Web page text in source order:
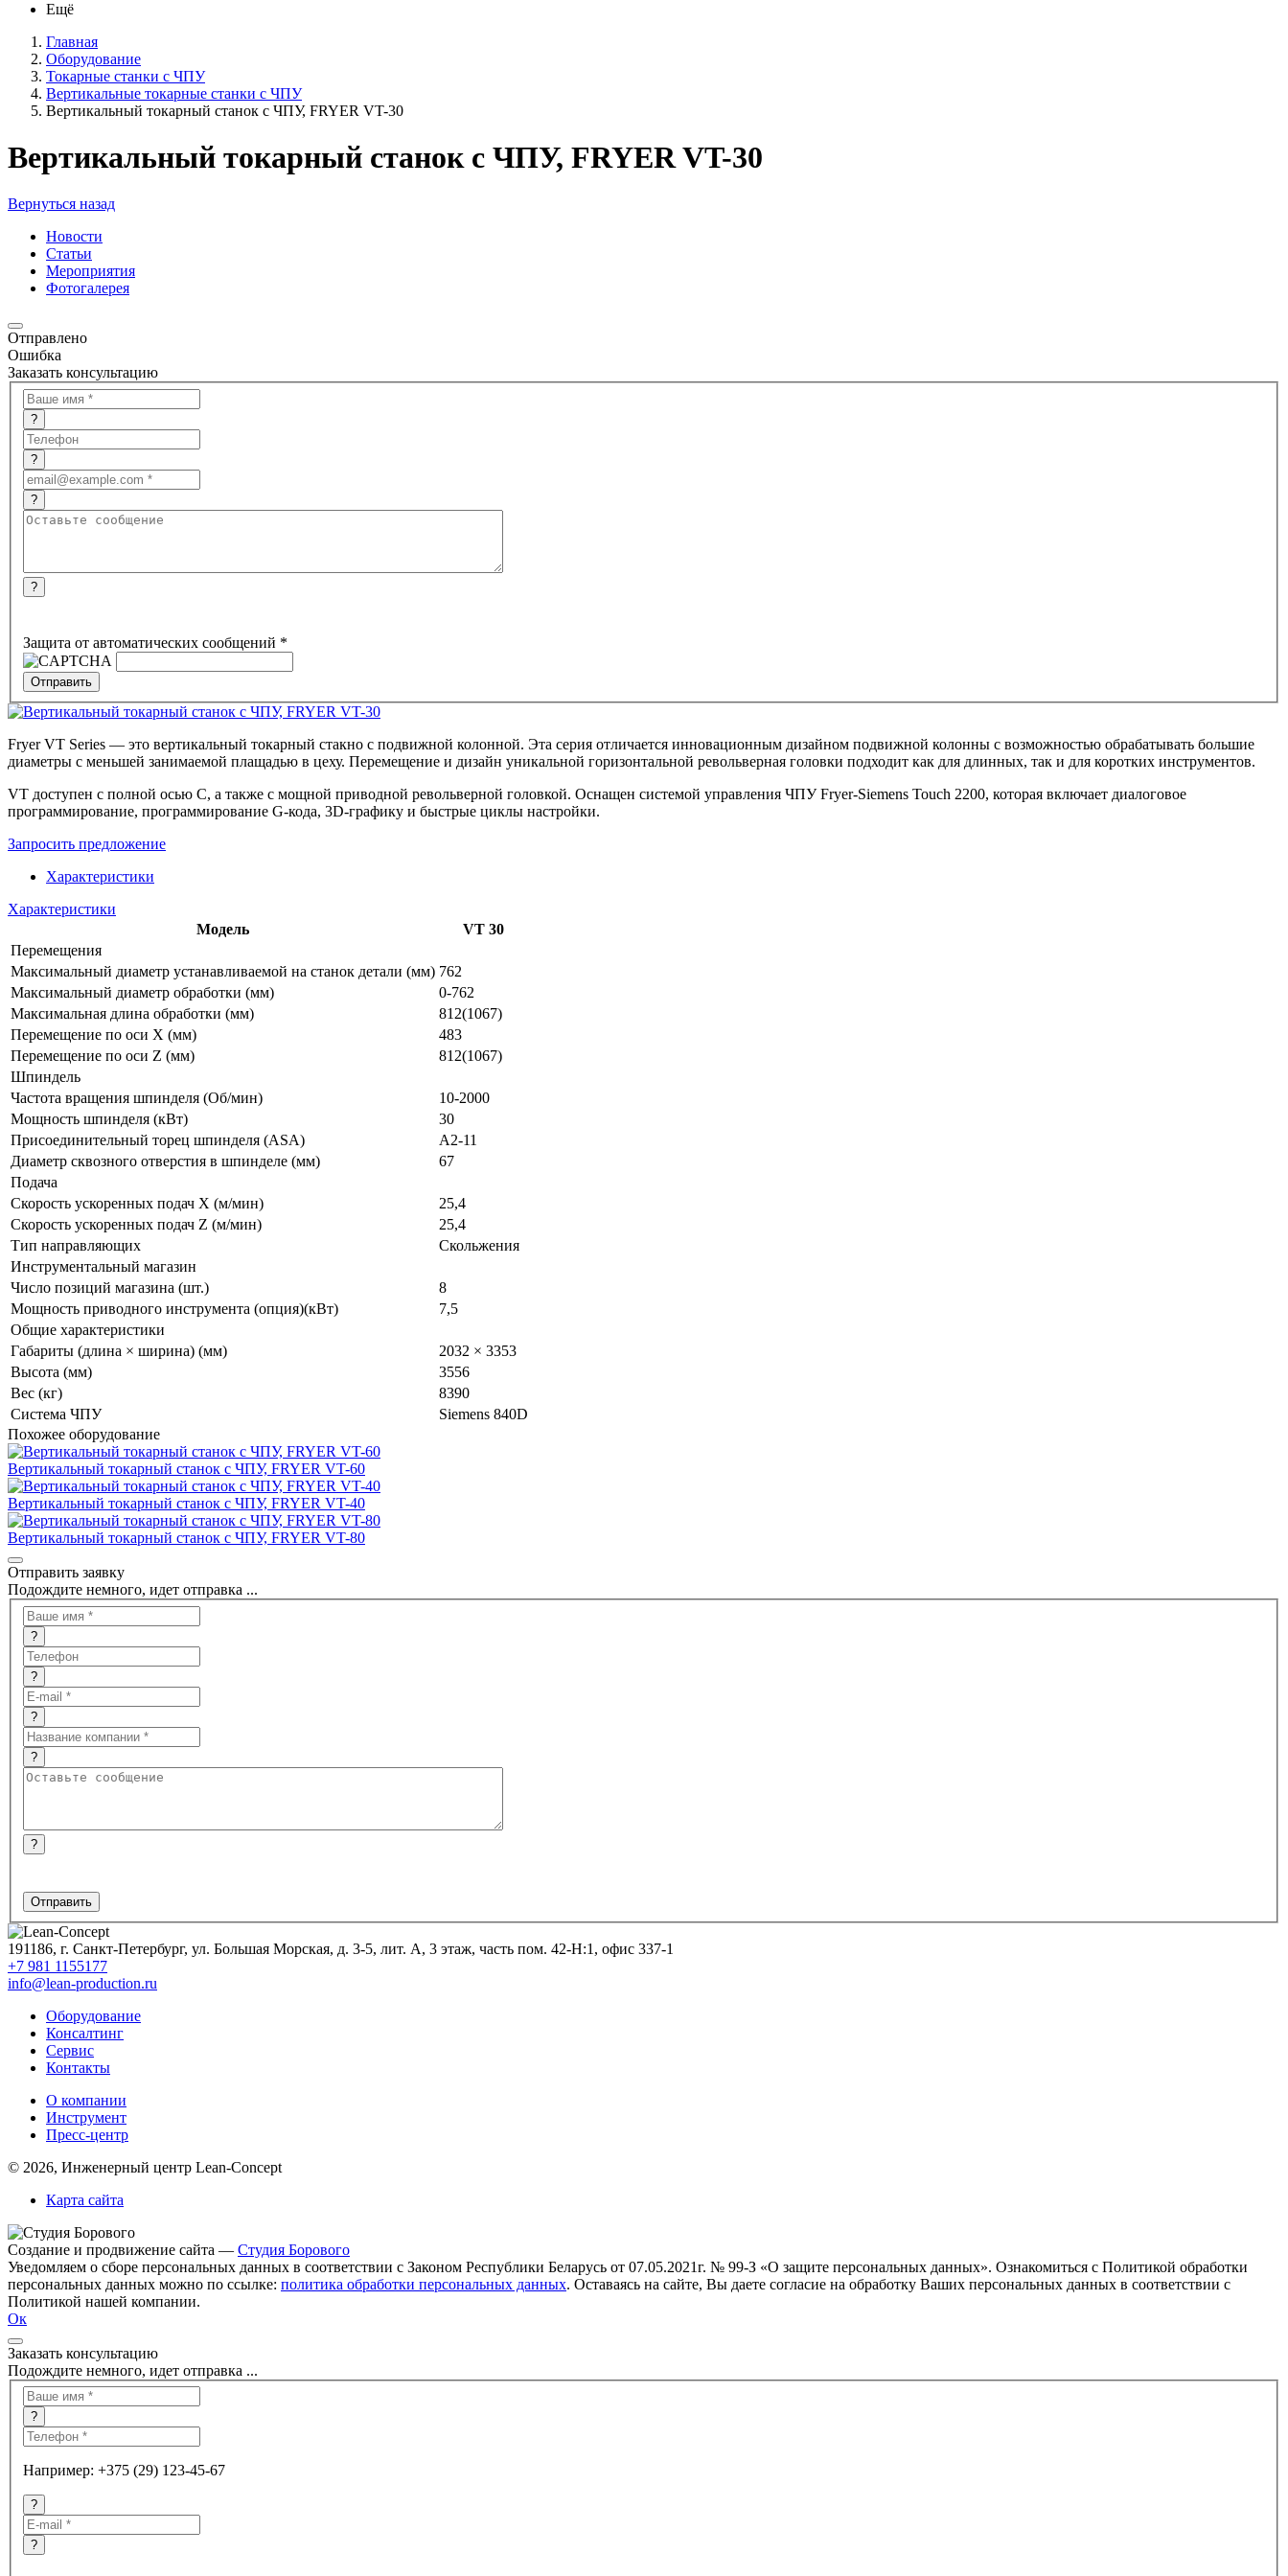
Ещё
Главная
Оборудование
Токарные станки с ЧПУ
Вертикальные токарные станки с ЧПУ
Вертикальный токарный станок с ЧПУ, FRYER VT-30
Вертикальный токарный станок с ЧПУ, FRYER VT-30
Вернуться назад
Новости
Статьи
Мероприятия
Фотогалерея
Отправлено
Ошибка
Заказать консультацию
?
?
?
?
Защита от автоматических сообщений *
Fryer VT Series — это вертикальный токарный стакно с подвижной колонной. Эта серия отличается инновационным дизайном подвижной колонны с возможностью обрабатывать большие
диаметры с меньшей занимаемой плащадью в цеху. Перемещение и дизайн уникальной горизонтальной револьверная головки подходит как для длинных, так и для коротких инструментов.
VT доступен с полной осью С, а также с мощной приводной револьверной головкой. Оснащен системой управления ЧПУ Fryer-Siemens Touch 2200, которая включает диалоговое
программирование, программирование G-кода, 3D-графику и быстрые циклы настройки.
Запросить предложение
Характеристики
Характеристики
Модель
VT 30
Перемещения
Максимальный диаметр устанавливаемой на станок детали (мм) 762
Максимальный диаметр обработки (мм)
0-762
Максимальная длина обработки (мм)
812(1067)
Перемещение по оси X (мм)
483
Перемещение по оси Z (мм)
812(1067)
Шпиндель
Частота вращения шпинделя (Об/мин)
10-2000
Мощность шпинделя (кВт)
30
Присоединительный торец шпинделя (ASA)
А2-11
Диаметр сквозного отверстия в шпинделе (мм)
67
Подача
Скорость ускоренных подач X (м/мин)
25,4
Скорость ускоренных подач Z (м/мин)
25,4
Тип направляющих
Скольжения
Инструментальный магазин
Число позиций магазина (шт.)
8
Мощность приводного инструмента (опция)(кВт)
7,5
Общие характеристики
Габариты (длина × ширина) (мм)
2032 × 3353
Высота (мм)
3556
Вес (кг)
8390
Система ЧПУ
Siemens 840D
Похожее оборудование
Вертикальный токарный станок с ЧПУ, FRYER VT-60
Вертикальный токарный станок с ЧПУ, FRYER VT-40
Вертикальный токарный станок с ЧПУ, FRYER VT-80
Отправить заявку
Подождите немного, идет отправка ...
?
?
?
?
?
191186, г. Санкт-Петербург, ул. Большая Морская, д. 3-5, лит. А, 3 этаж, часть пом. 42-Н:1, офис 337-1
+7 981 1155177
info@lean-production.ru
Оборудование
Консалтинг
Сервис
Контакты
O компании
Инструмент
Пресс-центр
© 2026, Инженерный центр Lean-Concept
Карта сайта
Создание и продвижение сайта — Студия Борового
Уведомляем о сборе персональных данных в соответствии с Законом Республики Беларусь от 07.05.2021г. № 99-З «О защите персональных данных». Ознакомиться с Политикой обработки
персональных данных можно по ссылке: политика обработки персональных данных. Оставаясь на сайте, Вы даете согласие на обработку Ваших персональных данных в соответствии с
Политикой нашей компании.
Ок
Заказать консультацию
Подождите немного, идет отправка ...
?
Например: +375 (29) 123-45-67
?
?